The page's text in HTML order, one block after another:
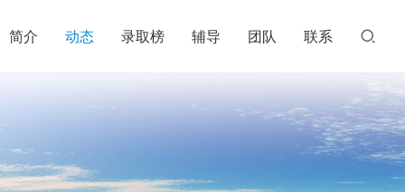
简介 动态 录取榜 辅导 团队 联系